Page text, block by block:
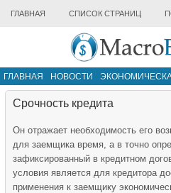
ГЛАВНАЯ СПИСОК СТРАНИЦ
ГЛАВНАЯ НОВОСТИ
ИНФРАСТРУКТУРА РЫНКА
Срочность кредита
Он отражает необходимость его
для заемщика время, а в точно
зафиксированный в кредитном
усло­вия является для кредитора
при­менения к заемщику